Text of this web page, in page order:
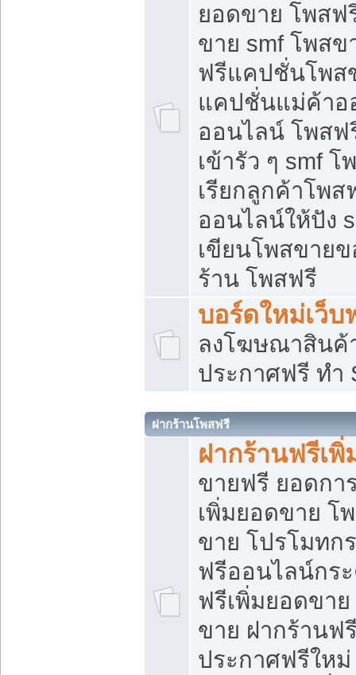
ยอดขาย โพสฟ
ขาย smf โพส
ฟรีแคปชั่นโพส
แคปชั่นแม่ค้า
ออนไลน์ โพสฟ
เข้ารัว ๆ smf
เรียกลูกค้าโพส
ออนไลน์ให้ปัง
เขียนโพสขาย
ร้าน โพสฟรี
บอร์ดใหม่เว็บ
ลงโฆษณาสิน
ประกาศฟรี ทำ
ฝากร้านโพสฟรี
ฝากร้านฟรีเ
ขายฟรี ยอดกา
เพิ่มยอดขาย โ
ขาย โปรโมทก
ฟรีออนไลน์กร
ฟรีเพิ่มยอดขา
ขาย ฝากร้านฟ
ประกาศฟรีใหม่